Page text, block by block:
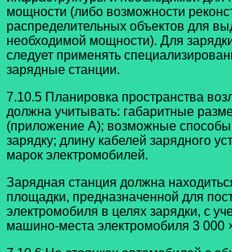
мощности (либо возможности
распределительных объектов для
необходимой мощности). Для
следует применять
зарядные станции.
7.10.5 Планировка пространства
должна учитывать: габаритные
(приложение А); возможные способы
зарядку; длину кабелей зарядного
марок электромобилей.
Зарядная станция должна
площадки, предназначенной для
электромобиля в целях зарядки, с
машино-места электромобиля 3 000